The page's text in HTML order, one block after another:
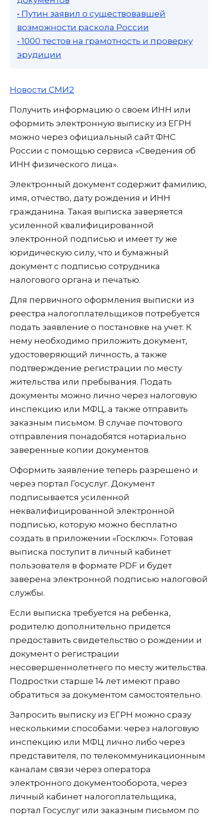
• Путин заявил о существовавшей
возможности раскола России
• 1000 тестов на грамотность и проверку
эрудиции
Новости СМИ2
Получить информацию о своем ИНН или
оформить электронную выписку из ЕГРН
можно через официальный сайт ФНС
России с помощью сервиса «Сведения об
ИНН физического лица».
Электронный документ содержит фамилию,
имя, отчество, дату рождения и ИНН
гражданина. Такая выписка заверяется
усиленной квалифицированной
электронной подписью и имеет ту же
юридическую силу, что и бумажный
документ с подписью сотрудника
налогового органа и печатью.
Для первичного оформления выписки из
реестра налогоплательщиков потребуется
подать заявление о постановке на учет. К
нему необходимо приложить документ,
удостоверяющий личность, а также
подтверждение регистрации по месту
жительства или пребывания. Подать
документы можно лично через налоговую
инспекцию или МФЦ, а также отправить
заказным письмом. В случае почтового
отправления понадобятся нотариально
заверенные копии документов.
Оформить заявление теперь разрешено и
через портал Госуслуг. Документ
подписывается усиленной
неквалифицированной электронной
подписью, которую можно бесплатно
создать в приложении «Госключ». Готовая
выписка поступит в личный кабинет
пользователя в формате PDF и будет
заверена электронной подписью налоговой
службы.
Если выписка требуется на ребенка,
родителю дополнительно придется
предоставить свидетельство о рождении и
документ о регистрации
несовершеннолетнего по месту жительства.
Подростки старше 14 лет имеют право
обратиться за документом самостоятельно.
Запросить выписку из ЕГРН можно сразу
несколькими способами: через налоговую
инспекцию или МФЦ лично либо через
представителя, по телекоммуникационным
каналам связи через оператора
электронного документооборота, через
личный кабинет налогоплательщика,
портал Госуслуг или заказным письмом по